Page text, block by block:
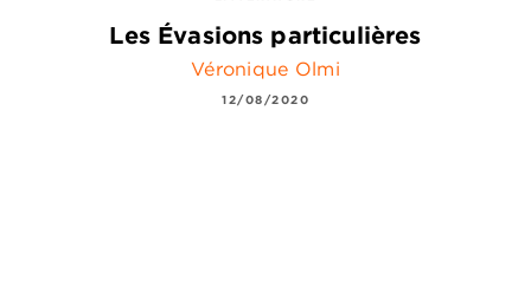
Les Évasions particulières
Véronique Olmi
12/08/2020